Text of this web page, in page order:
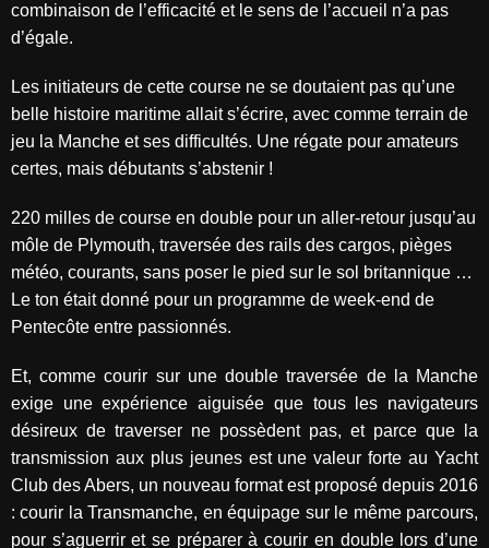
combinaison de l’efficacité et le sens de l’accueil n’a pas
d’égale.
Les initiateurs de cette course ne se doutaient pas qu’une
belle histoire maritime allait s’écrire, avec comme terrain de
jeu la Manche et ses difficultés. Une régate pour amateurs
certes, mais débutants s’abstenir !
220 milles de course en double pour un aller-retour jusqu’au
môle de Plymouth, traversée des rails des cargos, pièges
météo, courants, sans poser le pied sur le sol britannique …
Le ton était donné pour un programme de week-end de
Pentecôte entre passionnés.
Et, comme courir sur une double traversée de la Manche
exige une expérience aiguisée que tous les navigateurs
désireux de traverser ne possèdent pas, et parce que la
transmission aux plus jeunes est une valeur forte au Yacht
Club des Abers, un nouveau format est proposé depuis 2016
: courir la Transmanche, en équipage sur le même parcours,
pour s’aguerrir et se préparer à courir en double lors d’une